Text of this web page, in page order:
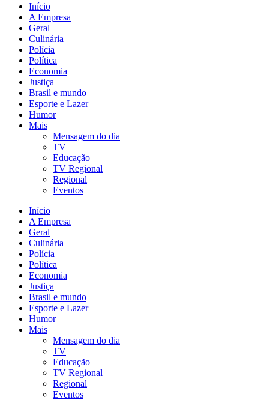
Início
A Empresa
Geral
Culinária
Polícia
Política
Economia
Justiça
Brasil e mundo
Esporte e Lazer
Humor
Mais
Mensagem do dia
TV
Educação
TV Regional
Regional
Eventos
Início
A Empresa
Geral
Culinária
Polícia
Política
Economia
Justiça
Brasil e mundo
Esporte e Lazer
Humor
Mais
Mensagem do dia
TV
Educação
TV Regional
Regional
Eventos